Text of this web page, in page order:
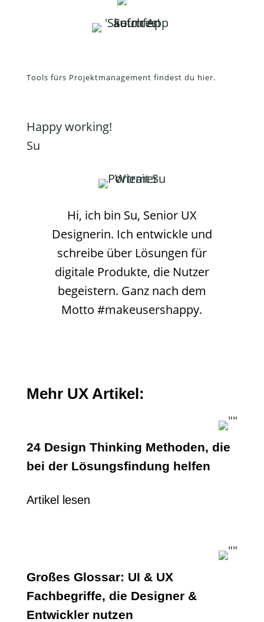
Tools fürs Projektmanagement findest du hier.
Happy working!
Su
Hi, ich bin Su, Senior UX
Designerin. Ich entwickle und
schreibe über Lösungen für
digitale Produkte, die Nutzer
begeistern. Ganz nach dem
Motto #makeusershappy.
Mehr UX Artikel:
24 Design Thinking Methoden, die
bei der Lösungsfindung helfen
Artikel lesen
Großes Glossar: UI & UX
Fachbegriffe, die Designer &
Entwickler nutzen